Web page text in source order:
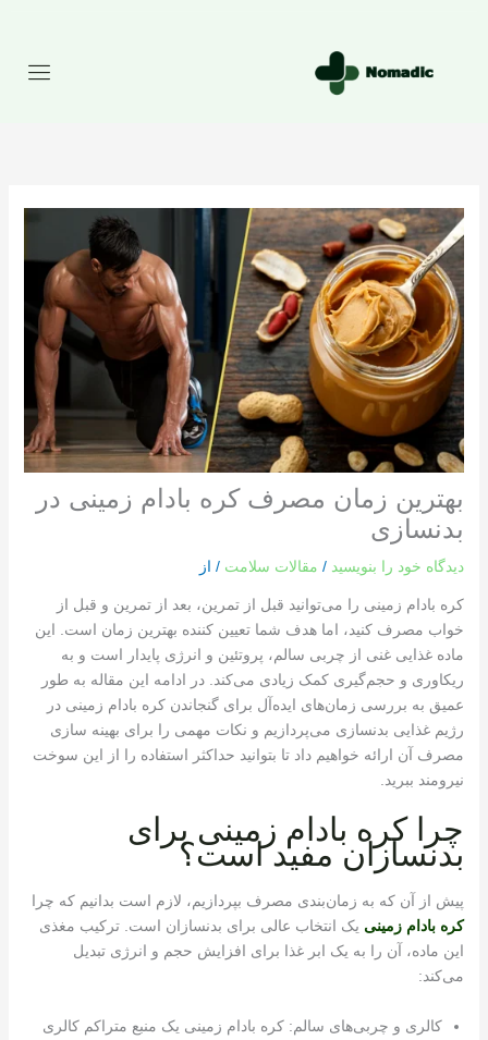
بهترین زمان مصرف کره بادام زمینی در
بدنسازی
دیدگاه‌ خود را بنویسید / مقالات سلامت / از
کره بادام زمینی را می‌توانید قبل از تمرین، بعد از تمرین و قبل از
خواب مصرف کنید، اما هدف شما تعیین کننده بهترین زمان است. این
ماده غذایی غنی از چربی سالم، پروتئین و انرژی پایدار است و به
ریکاوری و حجم‌گیری کمک زیادی می‌کند. در ادامه این مقاله به طور
عمیق به بررسی زمان‌های ایده‌آل برای گنجاندن کره بادام زمینی در
رژیم غذایی بدنسازی می‌پردازیم و نکات مهمی را برای بهینه سازی
مصرف آن ارائه خواهیم داد تا بتوانید حداکثر استفاده را از این سوخت
نیرومند ببرید.
چرا کره بادام زمینی برای
بدنسازان مفید است؟
پیش از آن که به زمان‌بندی مصرف بپردازیم، لازم است بدانیم که چرا
کره بادام زمینی یک انتخاب عالی برای بدنسازان است. ترکیب مغذی
این ماده، آن را به یک ابر غذا برای افزایش حجم و انرژی تبدیل
می‌کند:
کالری و چربی‌های سالم: کره بادام زمینی یک منبع متراکم کالری